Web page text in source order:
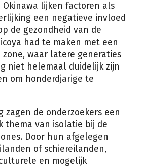
lijken factoren als
een negatieve invloed
de gezondheid van de
had te maken met een
waar latere generaties
niet helemaal duidelijk zijn
om honderdjarige te
zagen de onderzoekers een
thema van isolatie bij de
Door hun afgelegen
of schiereilanden,
en mogelijk